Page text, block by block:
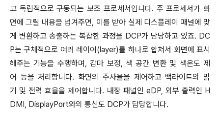
고 독립적으로 구동되는 보조 프로세서입니다. 주 프로세서가 화
면에 그릴 내용을 넘겨주면, 이를 받아 실제 디스플레이 패널에 맞
게 변환하고 송출하는 복잡한 과정을 DCP가 담당하고 있죠. DC
P는 구체적으로 여러 레이어(layer)를 하나로 합쳐서 화면에 표시
해주는 기능을 수행하며, 감마 보정, 색 공간 변환 및 색온도 제
어 등을 처리합니다. 화면의 주사율을 제어하고 백라이트의 밝
기 및 전력 효율을 제어합니다. 내장 패널인 eDP, 외부 출력인 H
DMI, DisplayPort와의 통신도 DCP가 담당합니다.